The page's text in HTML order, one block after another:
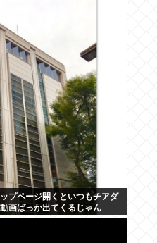
プページ開くといつもチアダ
画ばっか出てくるじゃん